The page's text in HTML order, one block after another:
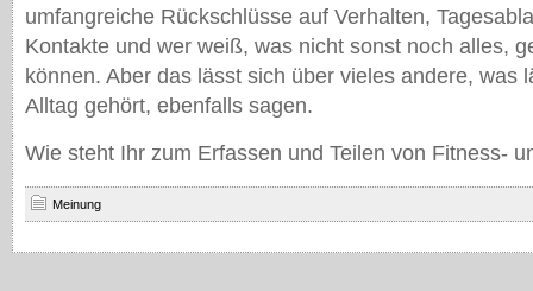
umfangreiche Rückschlüsse auf Verhalten,
Kontakte und wer weiß, was nicht sonst noch alles,
können. Aber das lässt sich über vieles andere, was
Alltag gehört, ebenfalls sagen.
Wie steht Ihr zum Erfassen und Teilen von Fitness-
Meinung